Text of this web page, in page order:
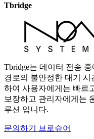
Tbridge
Tbridge는 데이터 전송
경로의 불안정한 대기 시
하여 사용자에게는 빠르
보장하고 관리자에게는
루션 입니다.
문의하기 브로슈어